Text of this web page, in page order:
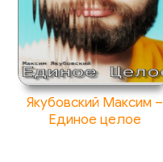
Якубовский Максим –
Единое целое